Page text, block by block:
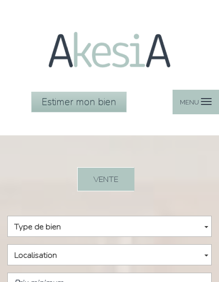
MENU
Estimer mon bien
VENTE
Type de bien
Localisation